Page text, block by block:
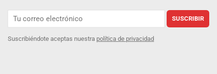
SUSCRIBIR
Suscribiéndote aceptas nuestra política de privacidad